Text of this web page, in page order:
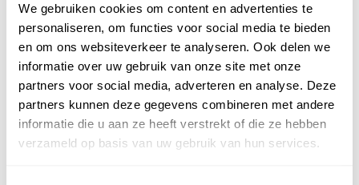
We gebruiken cookies om content en advertenties te
personaliseren, om functies voor social media te bieden
en om ons websiteverkeer te analyseren. Ook delen we
informatie over uw gebruik van onze site met onze
partners voor social media, adverteren en analyse. Deze
partners kunnen deze gegevens combineren met andere
informatie die u aan ze heeft verstrekt of die ze hebben
verzameld op basis van uw gebruik van hun services.
HR++ isolatieglas, of gelaagd ZHR++ glas. Gelaagd glas is
veiligeheidsglas en voorkomt ernstig letsel bij breuken en houdt
bovendien inbrekers beter tegen.
Glaskeuzehulp dakbeglazing of serre
Om de keuze van het juiste glas eenvoudiger te maken, hebben we
een glaskeuzehulp gemaakt. Zo weet je altijd welk glas u moet
hebben, bij welke afmeting. Je vindt de glaskeuzehulp documenten